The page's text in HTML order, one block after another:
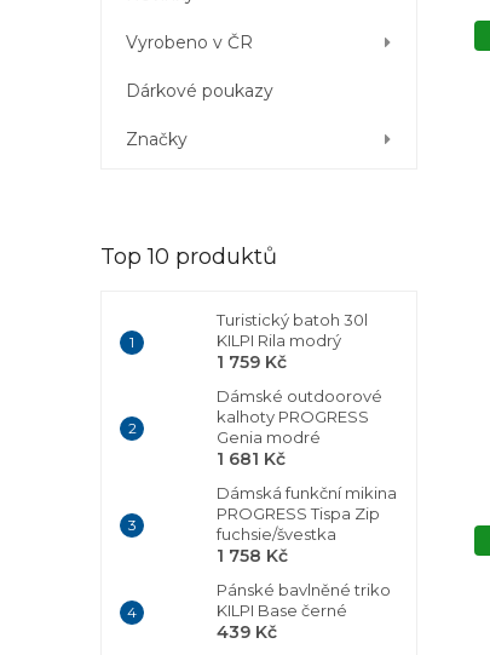
Vyrobeno v ČR
Dárkové poukazy
Značky
Top 10 produktů
Turistický batoh 30l
KILPI Rila modrý
1 759 Kč
Dámské outdoorové
kalhoty PROGRESS
Genia modré
1 681 Kč
Dámská funkční mikina
PROGRESS Tispa Zip
fuchsie/švestka
1 758 Kč
Pánské bavlněné triko
KILPI Base černé
439 Kč